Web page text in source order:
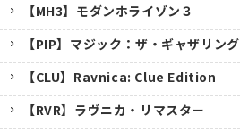
【MH3】モダンホライゾン３
【PIP】マジック：ザ・ギャザリン
【CLU】Ravnica: Clue Edition
【RVR】ラヴニカ・リマスター